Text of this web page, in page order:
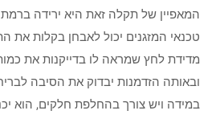
המאפיין של תקלה זאת היא ירידה ברמת
טכנאי המזגנים יכול לאבחן בקלות את
מדידת לחץ שמראה לו בדייקנות את
ובאותה הזדמנות יבדוק את הסיבה
במידה ויש צורך בהחלפת חלקים, הוא